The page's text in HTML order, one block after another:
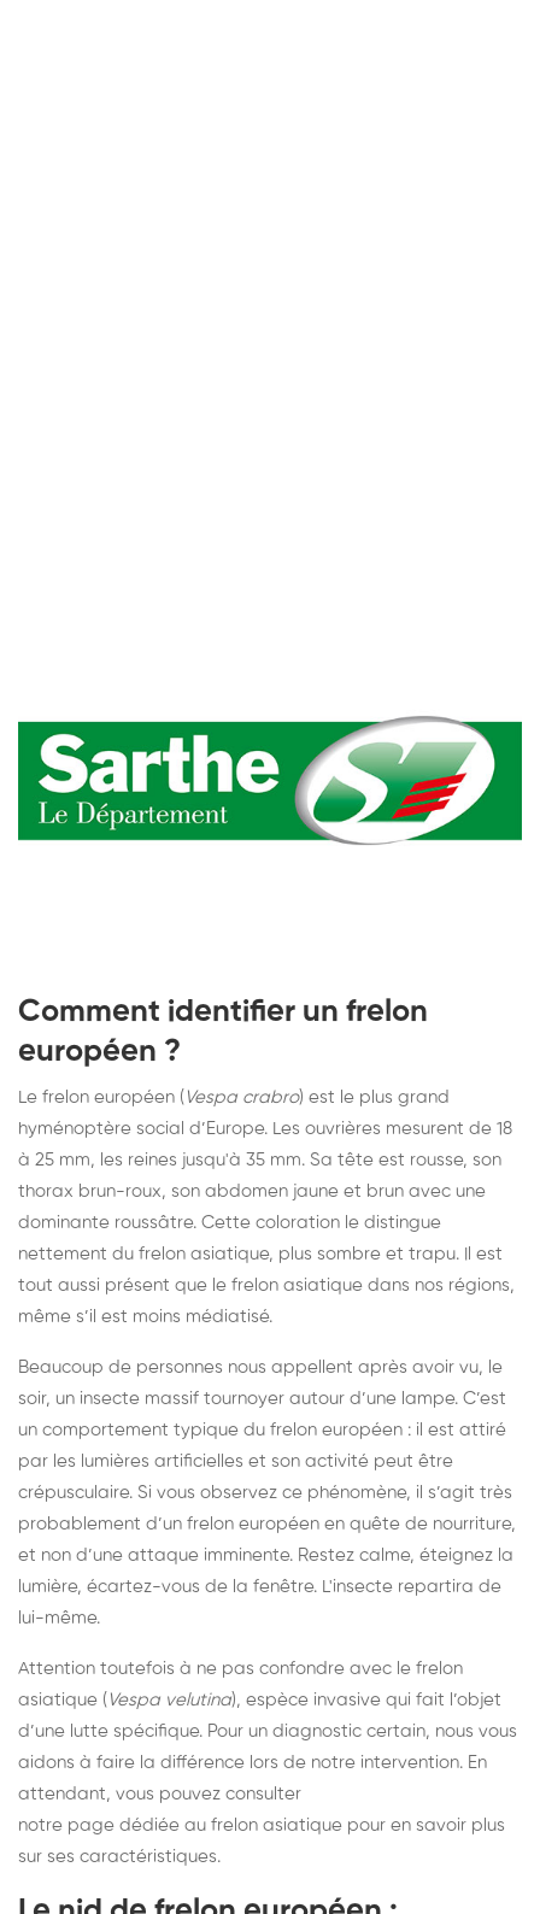
Comment identifier un frelon
européen ?
Le frelon européen ( Vespa crabro) est le plus grand
hyménoptère social d’Europe. Les ouvrières mesurent de 18
à 25 mm, les reines jusqu'à 35 mm. Sa tête est rousse, son
thorax brun-roux, son abdomen jaune et brun avec une
dominante roussâtre. Cette coloration le distingue
nettement du frelon asiatique, plus sombre et trapu. Il est
tout aussi présent que le frelon asiatique dans nos régions,
même s’il est moins médiatisé.
Beaucoup de personnes nous appellent après avoir vu, le
soir, un insecte massif tournoyer autour d’une lampe. C’est
un comportement typique du frelon européen : il est attiré
par les lumières artificielles et son activité peut être
crépusculaire. Si vous observez ce phénomène, il s’agit très
probablement d’un frelon européen en quête de nourriture,
et non d’une attaque imminente. Restez calme, éteignez la
lumière, écartez-vous de la fenêtre. L'insecte repartira de
lui-même.
Attention toutefois à ne pas confondre avec le frelon
asiatique ( Vespa velutina), espèce invasive qui fait l’objet
d’une lutte spécifique. Pour un diagnostic certain, nous vous
aidons à faire la différence lors de notre intervention. En
attendant, vous pouvez consulter
notre page dédiée au frelon asiatique pour en savoir plus
sur ses caractéristiques.